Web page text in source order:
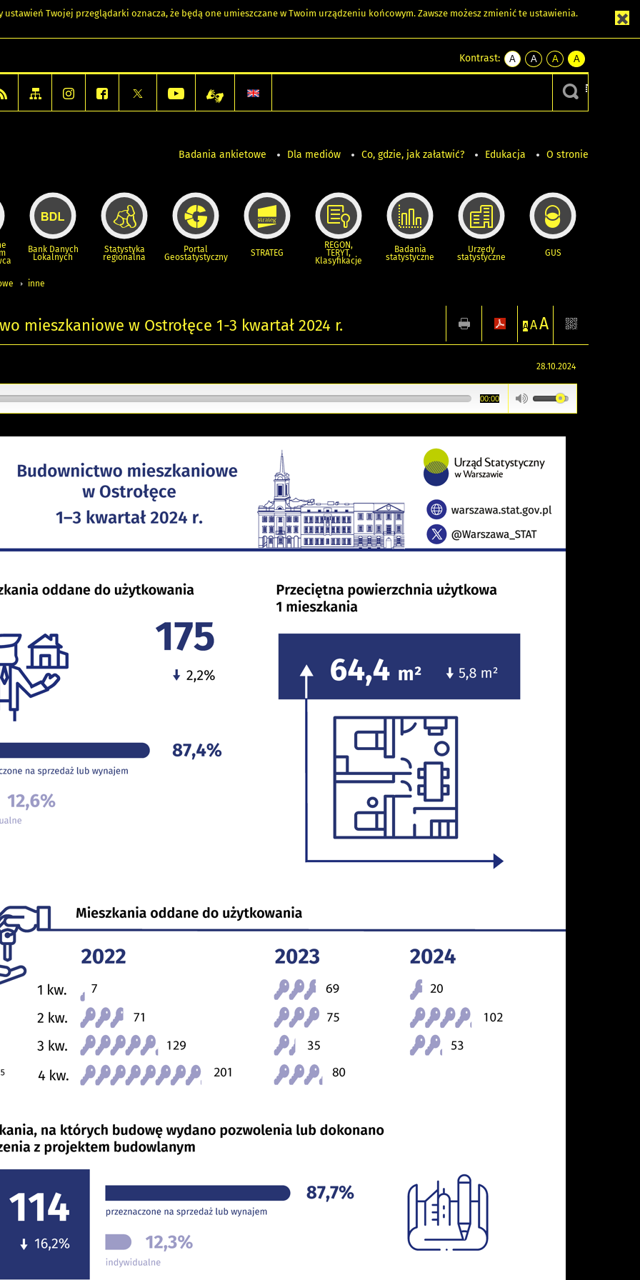
Twojej przeglądarki oznacza, że będą one umieszczane w Twoim urządzeniu końcowym. Zawsze możesz zmienić te ustawienia.
Kontrast:
A
kontrast
A
kontrast
czarnym
A
kontrast
żółty
tekst
czarnym
A
kontrast
czarny
tekst
żółtym
Badania ankietowe Dla mediów Co, gdzie, jak załatwić? Edukacja O stronie
Bank Danych
Lokalnych
Statystyka
regionalna
Portal
Geostatystyczny STRATEG
REGON,
TERYT,
Klasyfikacje
Badania
statystyczne
Urzędy
statystyczne GUS
inne
mieszkaniowe w Ostrołęce 1-3 kwartał 2024 r. A AA
28.10.2024
00:00